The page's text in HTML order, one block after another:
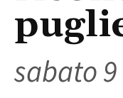
sabato